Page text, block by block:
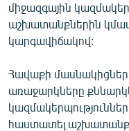
միջազգային
աշխատանքներին
կարգավիճակով:
Հավաքի
առաջարկները
հաստատել